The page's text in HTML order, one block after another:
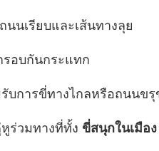
นเรียบและเส้นทางลุย
อบกันกระแทก
บการขี่ทางไกลหรือถนนขรุ
ร่วมทางที่ทั้ง ขี่สนุกในเมือง